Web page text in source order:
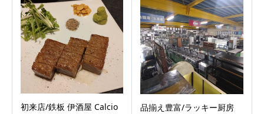
初来店/鉄板 伊酒屋 Calcio 品揃え豊富/ラッキー厨房